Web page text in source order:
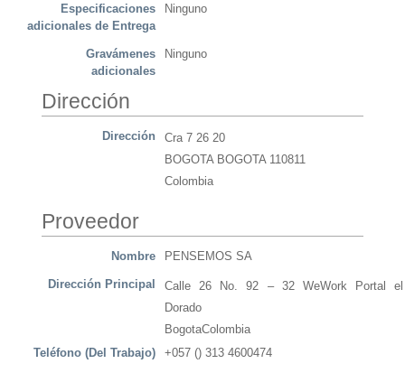
Especificaciones
adicionales de Entrega
Ninguno
Gravámenes
adicionales
Ninguno
Dirección
Dirección
Cra 7 26 20
BOGOTA BOGOTA 110811
Colombia
Proveedor
Nombre PENSEMOS SA
Dirección Principal
Calle 26 No. 92 – 32 WeWork Portal el
Dorado
BogotaColombia
Teléfono (Del Trabajo)
+057 () 313 4600474